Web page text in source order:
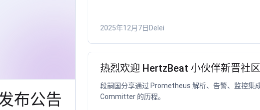
布公告
2025年12月7日 Delei
热烈欢迎 HertzBeat 小伙伴新晋社
段嗣国分享通过 Prometheus 解析、告警、监控集
Committer 的历程。